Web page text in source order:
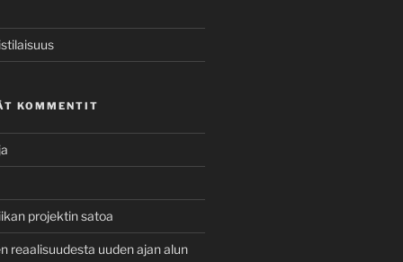
KOMMENTIT
projektin satoa
reaalisuudesta uuden ajan alun